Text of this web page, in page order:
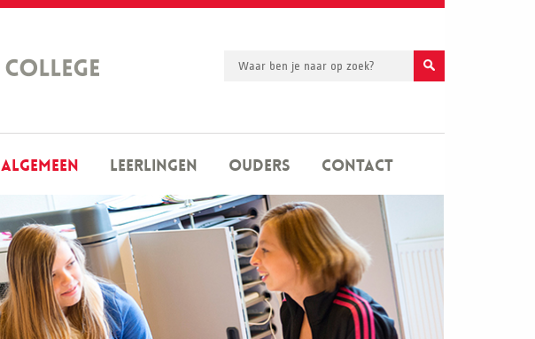
Algemeen Leerlingen Ouders Contact